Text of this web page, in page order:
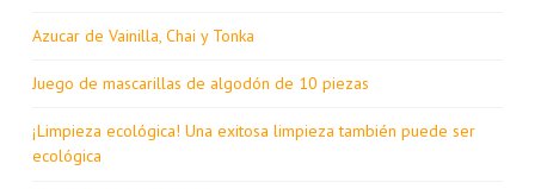
Azucar de Vainilla, Chai y Tonka
Juego de mascarillas de algodón de 10 piezas
¡Limpieza ecológica! Una exitosa limpieza también puede ser
ecológica